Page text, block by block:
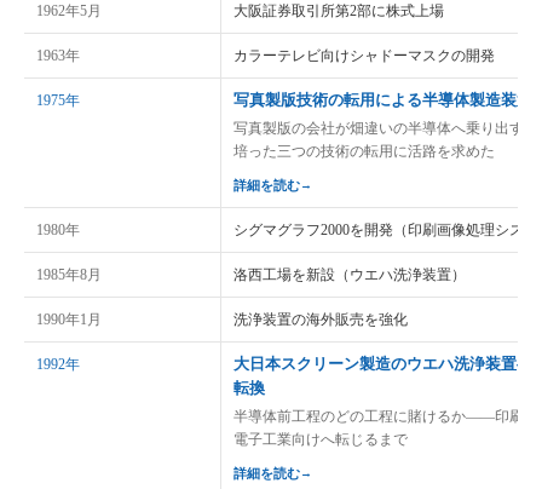
1962年5月 大阪証券取引所第2部に株式上場
1963年 カラーテレビ向けシャドーマスクの開発
1975年 写真製版技術の転用による半導体製造装置
写真製版の会社が畑違いの半導体へ乗り出す
培った三つの技術の転用に活路を求めた
詳細を読む→
1980年 シグマグラフ2000を開発（印刷画像処理システ
1985年8月 洛西工場を新設（ウエハ洗浄装置）
1990年1月 洗浄装置の海外販売を強化
1992年
大日本スクリーン製造のウエハ洗浄装置へ
転換
半導体前工程のどの工程に賭けるか——印刷の
電子工業向けへ転じるまで
詳細を読む→